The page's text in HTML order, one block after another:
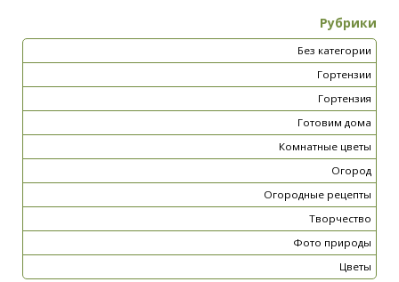
Рубрики
Без категории
Гортензии
Гортензия
Готовим дома
Комнатные цветы
Огород
Огородные рецепты
Творчество
Фото природы
Цветы